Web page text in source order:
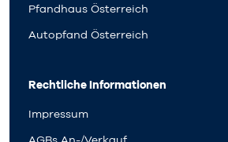
Pfandhaus Österreich
Autopfand Österreich
Rechtliche Informationen
Impressum